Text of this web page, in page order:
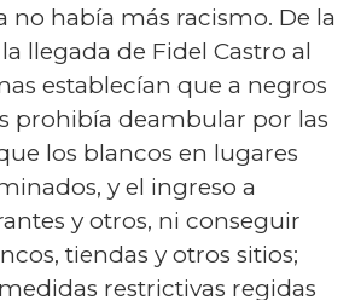
no había más racismo. De la
llegada de Fidel Castro al
establecían que a negros
prohibía deambular por las
los blancos en lugares
y el ingreso a
y otros, ni conseguir
tiendas y otros sitios;
restrictivas regidas